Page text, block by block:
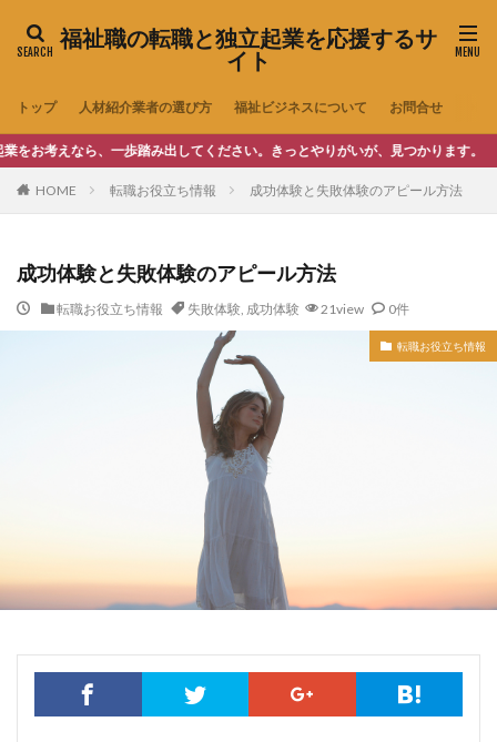
福祉職の転職と独立起業を応援するサ
イト
トップ 人材紹介業者の選び方 福祉ビジネスについて お問合せ
ら、一歩踏み出してください。きっとやりがいが、見つかります。
HOME 転職お役立ち情報 成功体験と失敗体験のアピール方法
成功体験と失敗体験のアピール方法
転職お役立ち情報 失敗体験, 成功体験 21view 0件
転職お役立ち情報